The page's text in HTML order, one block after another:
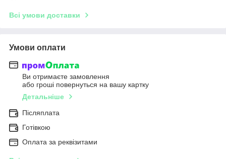
Всі умови доставки
Умови оплати
Ви отримаєте замовлення
або гроші повернуться на вашу картку
Детальніше
Післяплата
Готівкою
Оплата за реквізитами